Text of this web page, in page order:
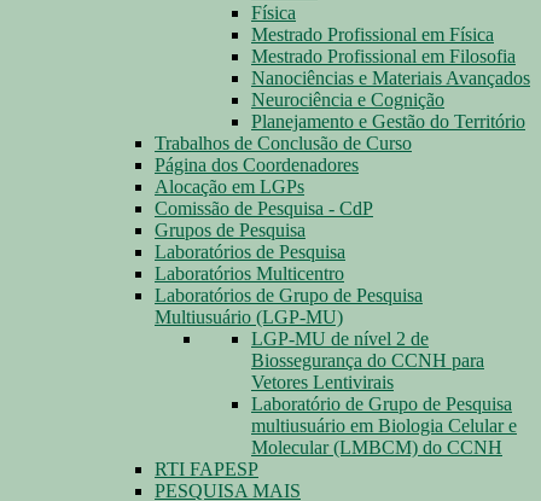
Física
Mestrado Profissional em Física
Mestrado Profissional em Filosofia
Nanociências e Materiais Avançados
Neurociência e Cognição
Planejamento e Gestão do Território
Trabalhos de Conclusão de Curso
Página dos Coordenadores
Alocação em LGPs
Comissão de Pesquisa - CdP
Grupos de Pesquisa
Laboratórios de Pesquisa
Laboratórios Multicentro
Laboratórios de Grupo de Pesquisa
Multiusuário (LGP-MU)
LGP-MU de nível 2 de
Biossegurança do CCNH para
Vetores Lentivirais
Laboratório de Grupo de Pesquisa
multiusuário em Biologia Celular e
Molecular (LMBCM) do CCNH
RTI FAPESP
PESQUISA MAIS